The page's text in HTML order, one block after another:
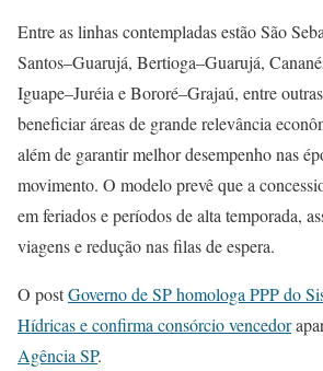
Entre as linhas contempladas estão São
Santos–Guarujá, Bertioga–Guarujá,
Iguape–Juréia e Bororé–Grajaú, entre
beneficiar áreas de grande relevância
além de garantir melhor desempenho nas
movimento. O modelo prevê que a
em feriados e períodos de alta temporada,
viagens e redução nas filas de espera.
O postGoverno de SP homologa PPP do
Hídricas e confirma consórcio vencedor
Agência SP.